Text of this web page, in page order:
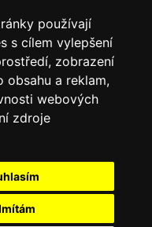
používají
s cílem vylepšení
zobrazení
obsahu a reklam,
webových
zdroje